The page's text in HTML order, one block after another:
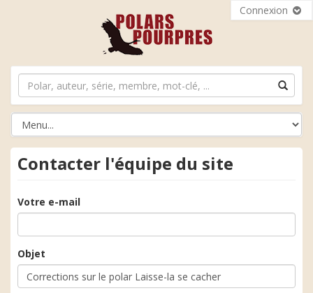
Connexion
Contacter l'équipe du site
Votre e-mail
Objet